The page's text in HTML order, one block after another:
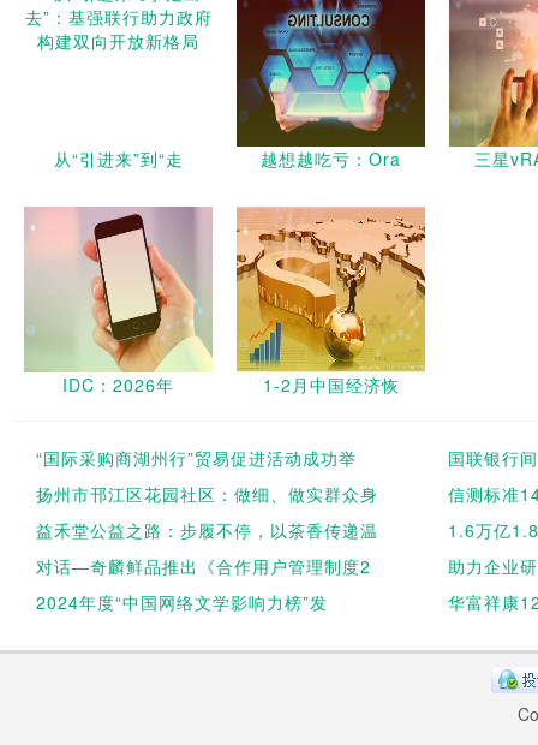
从“引进来”到“走 越想越吃亏：Ora 三星
IDC：2026年 1-2月中国经济恢
“国际采购商湖州行”贸易促进活动成功举
国联银行
扬州市邗江区花园社区：做细、做实群众身
信测标准
益禾堂公益之路：步履不停，以茶香传递温
1.6万亿
对话—奇麟鲜品推出《合作用户管理制度2
助力企业
2024年度“中国网络文学影响力榜”发
华富祥康